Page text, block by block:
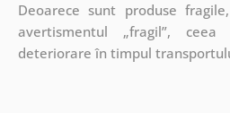
Deoarece sunt produse
avertismentul „fragil”,
deteriorare în timpul